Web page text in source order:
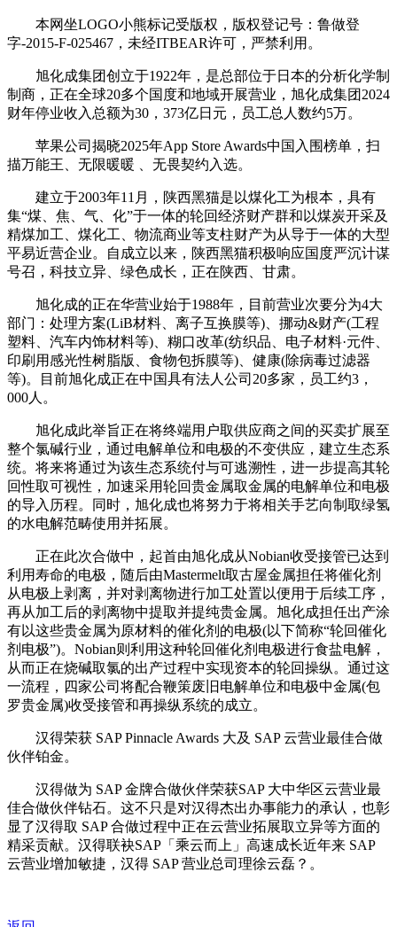
本网坐LOGO小熊标记受版权，版权登记号：鲁做登
字-2015-F-025467，未经ITBEAR许可，严禁利用。
旭化成集团创立于1922年，是总部位于日本的分析化学制
制商，正在全球20多个国度和地域开展营业，旭化成集团2024
财年停业收入总额为30，373亿日元，员工总人数约5万。
苹果公司揭晓2025年App Store Awards中国入围榜单，扫
描万能王、无限暖暖 、无畏契约入选。
建立于2003年11月，陕西黑猫是以煤化工为根本，具有
集“煤、焦、气、化”于一体的轮回经济财产群和以煤炭开采及
精煤加工、煤化工、物流商业等支柱财产为从导于一体的大型
平易近营企业。自成立以来，陕西黑猫积极响应国度严沉计谋
号召，科技立异、绿色成长，正在陕西、甘肃。
旭化成的正在华营业始于1988年，目前营业次要分为4大
部门：处理方案(LiB材料、离子互换膜等)、挪动&财产(工程
塑料、汽车内饰材料等)、糊口改革(纺织品、电子材料·元件、
印刷用感光性树脂版、食物包拆膜等)、健康(除病毒过滤器
等)。目前旭化成正在中国具有法人公司20多家，员工约3，
000人。
旭化成此举旨正在将终端用户取供应商之间的买卖扩展至
整个氯碱行业，通过电解单位和电极的不变供应，建立生态系
统。将来将通过为该生态系统付与可逃溯性，进一步提高其轮
回性取可视性，加速采用轮回贵金属取金属的电解单位和电极
的导入历程。同时，旭化成也将努力于将相关手艺向制取绿氢
的水电解范畴使用并拓展。
正在此次合做中，起首由旭化成从Nobian收受接管已达到
利用寿命的电极，随后由Mastermelt取古屋金属担任将催化剂
从电极上剥离，并对剥离物进行加工处置以便用于后续工序，
再从加工后的剥离物中提取并提纯贵金属。旭化成担任出产涂
有以这些贵金属为原材料的催化剂的电极(以下简称“轮回催化
剂电极”)。Nobian则利用这种轮回催化剂电极进行食盐电解，
从而正在烧碱取氯的出产过程中实现资本的轮回操纵。通过这
一流程，四家公司将配合鞭策废旧电解单位和电极中金属(包
罗贵金属)收受接管和再操纵系统的成立。
汉得荣获 SAP Pinnacle Awards 大及 SAP 云营业最佳合做
伙伴铂金。
汉得做为 SAP 金牌合做伙伴荣获SAP 大中华区云营业最
佳合做伙伴钻石。这不只是对汉得杰出办事能力的承认，也彰
显了汉得取 SAP 合做过程中正在云营业拓展取立异等方面的
精采贡献。汉得联袂SAP「乘云而上」高速成长近年来 SAP
云营业增加敏捷，汉得 SAP 营业总司理徐云磊？。